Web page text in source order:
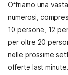
Offriamo una
numerosi,
10 persone, 12
per oltre 20
nelle prossime
offerte last